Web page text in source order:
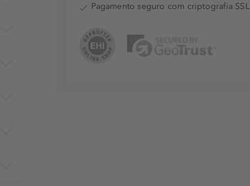
Pagamento seguro com criptografia SSL